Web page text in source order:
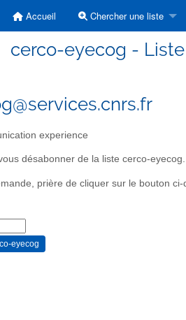
Accueil Chercher une liste
cerco-eyecog -
experience
désabonner de la liste cerco-eyecog.
prière de cliquer sur le bouton ci-